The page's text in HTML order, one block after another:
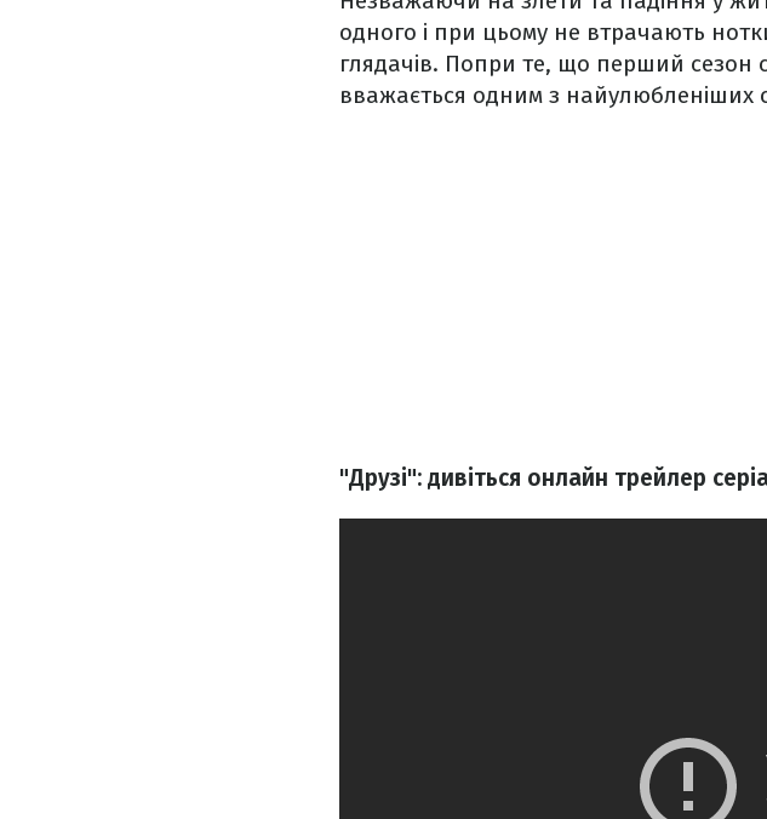
одного і при цьому не втрачають
глядачів. Попри те, що перший сезон
вважається одним з найулюбленіших
"Друзі": дивіться онлайн трейлер